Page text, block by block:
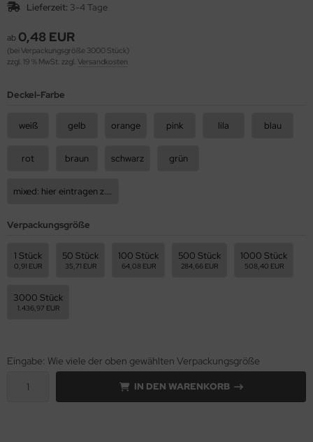
Lieferzeit: 3-4 Tage
ab 0,48 EUR
(bei Verpackungsgröße 3000 Stück)
zzgl. 19 % MwSt. zzgl. Versandkosten
Deckel-Farbe
weiß gelb orange pink lila blau
rot braun schwarz grün
mixed: hier eintragen z.B 50rot, 50blau, usw.
Verpackungsgröße
1 Stück
0,91 EUR
50 Stück
35,71 EUR
100 Stück
64,08 EUR
500 Stück
284,66 EUR
1000 Stück
508,40 EUR
3000 Stück
1.436,97 EUR
Eingabe: Wie viele der oben gewählten Verpackungsgröße
IN DEN WARENKORB